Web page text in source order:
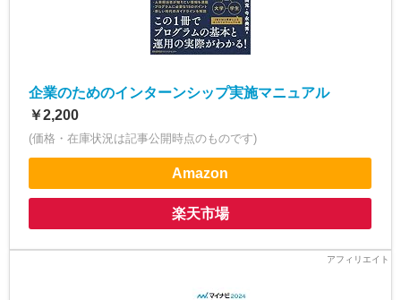
企業のためのインターンシップ実施マニュアル
￥2,200
(価格・在庫状況は記事公開時点のものです)
Amazon
楽天市場